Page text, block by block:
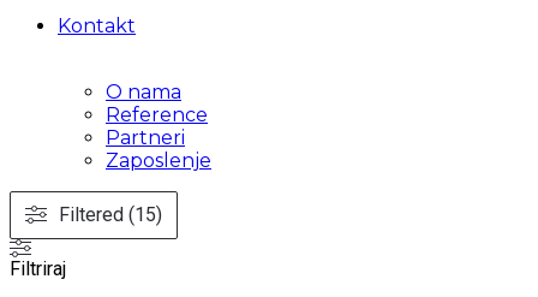
Kontakt
O nama
Reference
Partneri
Zaposlenje
Filtered (15)
Filtriraj